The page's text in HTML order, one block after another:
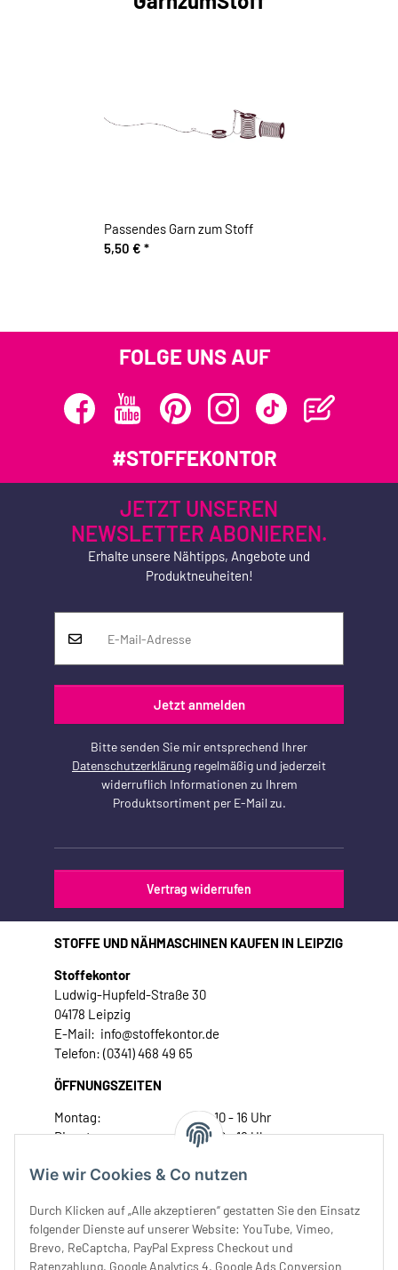
Wie wir Cookies & Co nutzen
Durch Klicken auf „Alle akzeptieren“ gestatten Sie den Einsatz
folgender Dienste auf unserer Website: YouTube, Vimeo,
Brevo, ReCaptcha, PayPal Express Checkout und
Ratenzahlung, Google Analytics 4, Google Ads Conversion
Passendes Garn zum Stoff
5,50 € *
FOLGE UNS AUF
#STOFFEKONTOR
JETZT UNSEREN
NEWSLETTER ABONIEREN.
Erhalte unsere Nähtipps, Angebote und
Produktneuheiten!
Jetzt anmelden
Bitte senden Sie mir entsprechend Ihrer
Datenschutzerklärung regelmäßig und jederzeit
widerruflich Informationen zu Ihrem
Produktsortiment per E-Mail zu.
Vertrag widerrufen
STOFFE UND NÄHMASCHINEN KAUFEN IN LEIPZIG
Stoffekontor
Ludwig-Hupfeld-Straße 30
04178 Leipzig
E-Mail: info@stoffekontor.de
Telefon: (0341) 468 49 65
ÖFFNUNGSZEITEN
Montag:
10 - 16 Uhr
Dienstag:
10 - 16 Uhr
Donnerstag:
10 - 18 Uhr
Samstag:
10 - 14 Uhr
Unser Service